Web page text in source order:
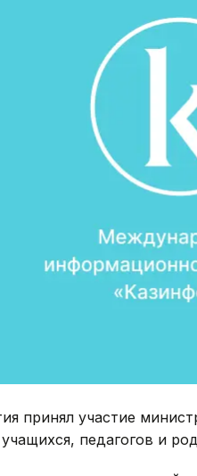
принял участие
педагогов и